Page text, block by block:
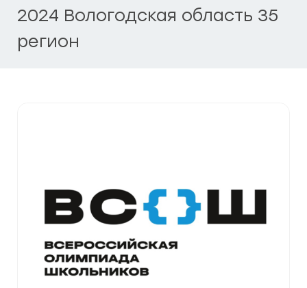
2024 Вологодская область 35
регион